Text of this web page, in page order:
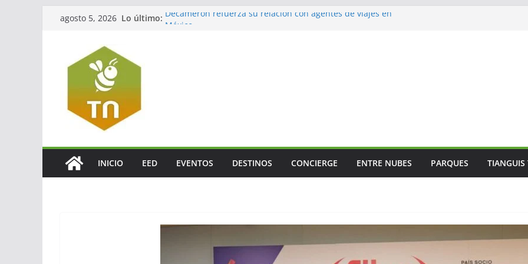
agosto 5, 2026 Lo último: Decameron refuerza su relación con agentes de viajes en
INICIO EED EVENTOS DESTINOS CONCIERGE ENTRE NUBES PARQUES TIANGUIS